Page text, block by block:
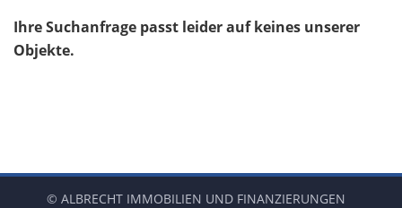
Ihre Suchanfrage passt leider auf keines unserer
Objekte.
© ALBRECHT IMMOBILIEN UND FINANZIERUNGEN